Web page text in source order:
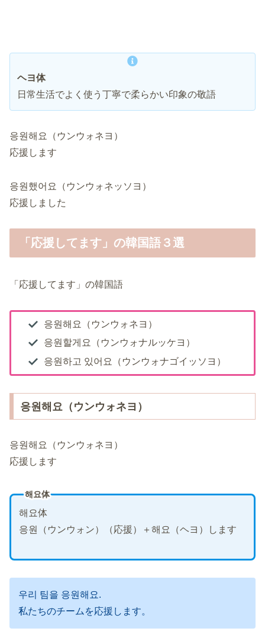
ヘヨ体
日常生活でよく使う丁寧で柔らかい印象の敬語
응원해요（ウンウォネヨ）
応援します
응원했어요（ウンウォネッソヨ）
応援しました
「応援してます」の韓国語３選
「応援してます」の韓国語
응원해요（ウンウォネヨ）
응원할게요（ウンウォナルッケヨ）
응원하고 있어요（ウンウォナゴイッソヨ）
응원해요（ウンウォネヨ）
응원해요（ウンウォネヨ）
応援します
해요体
해요体
응원（ウンウォン）（応援）＋해요（ヘヨ）します
우리 팀을 응원해요.
私たちのチームを応援します。